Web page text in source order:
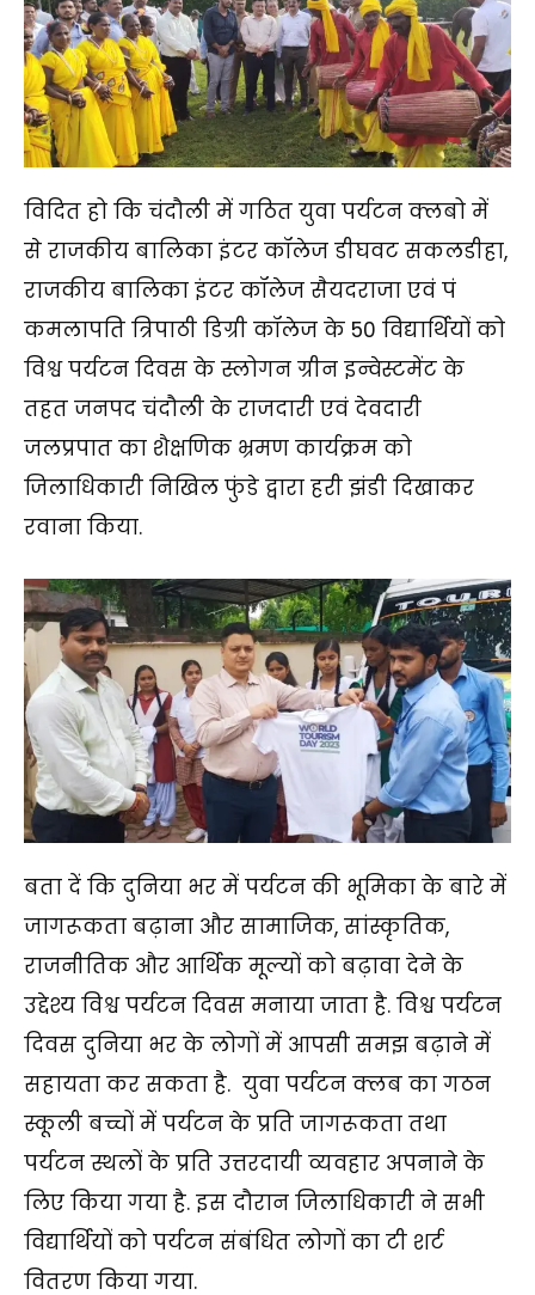
विदित हो कि चंदौली में गठित युवा पर्यटन क्लबो में
से राजकीय बालिका इंटर कॉलेज डीघवट सकलडीहा,
राजकीय बालिका इंटर कॉलेज सैयदराजा एवं पं
कमलापति त्रिपाठी डिग्री कॉलेज के 50 विद्यार्थियों को
विश्व पर्यटन दिवस के स्लोगन ग्रीन इन्वेस्टमेंट के
तहत जनपद चंदौली के राजदारी एवं देवदारी
जलप्रपात का शैक्षणिक भ्रमण कार्यक्रम को
जिलाधिकारी निखिल फुंडे द्वारा हरी झंडी दिखाकर
रवाना किया.
बता दें कि दुनिया भर में पर्यटन की भूमिका के बारे में
जागरूकता बढ़ाना और सामाजिक, सांस्कृतिक,
राजनीतिक और आर्थिक मूल्यों को बढ़ावा देने के
उद्देश्य विश्व पर्यटन दिवस मनाया जाता है. विश्व पर्यटन
दिवस दुनिया भर के लोगों में आपसी समझ बढ़ाने में
सहायता कर सकता है. युवा पर्यटन क्लब का गठन
स्कूली बच्चों में पर्यटन के प्रति जागरूकता तथा
पर्यटन स्थलों के प्रति उत्तरदायी व्यवहार अपनाने के
लिए किया गया है. इस दौरान जिलाधिकारी ने सभी
विद्यार्थियों को पर्यटन संबंधित लोगों का टी शर्ट
वितरण किया गया.